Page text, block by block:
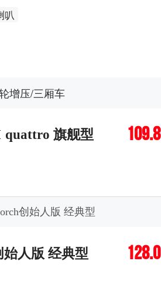
叭
增压/三厢车
quattro 旗舰型
创始人版 经典型
人版 经典型